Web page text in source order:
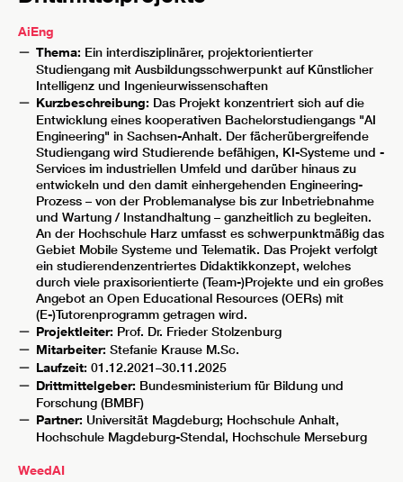
AiEng
Thema: Ein interdisziplinärer, projektorientierter
Studiengang mit Ausbildungsschwerpunkt auf Künstlicher
Intelligenz und Ingenieurwissenschaften
Kurzbeschreibung: Das Projekt konzentriert sich auf die
Entwicklung eines kooperativen Bachelorstudiengangs "AI
Engineering" in Sachsen-Anhalt. Der fächerübergreifende
Studiengang wird Studierende befähigen, KI-Systeme und -
Services im industriellen Umfeld und darüber hinaus zu
entwickeln und den damit einhergehenden Engineering-
Prozess – von der Problemanalyse bis zur Inbetriebnahme
und Wartung / Instandhaltung – ganzheitlich zu begleiten.
An der Hochschule Harz umfasst es schwerpunktmäßig das
Gebiet Mobile Systeme und Telematik. Das Projekt verfolgt
ein studierendenzentriertes Didaktikkonzept, welches
durch viele praxisorientierte (Team-)Projekte und ein großes
Angebot an Open Educational Resources (OERs) mit
(E-)Tutorenprogramm getragen wird.
Projektleiter: Prof. Dr. Frieder Stolzenburg
Mitarbeiter: Stefanie Krause M.Sc.
Laufzeit: 01.12.2021–30.11.2025
Drittmittelgeber: Bundesministerium für Bildung und
Forschung (BMBF)
Partner: Universität Magdeburg; Hochschule Anhalt,
Hochschule Magdeburg-Stendal, Hochschule Merseburg
WeedAI